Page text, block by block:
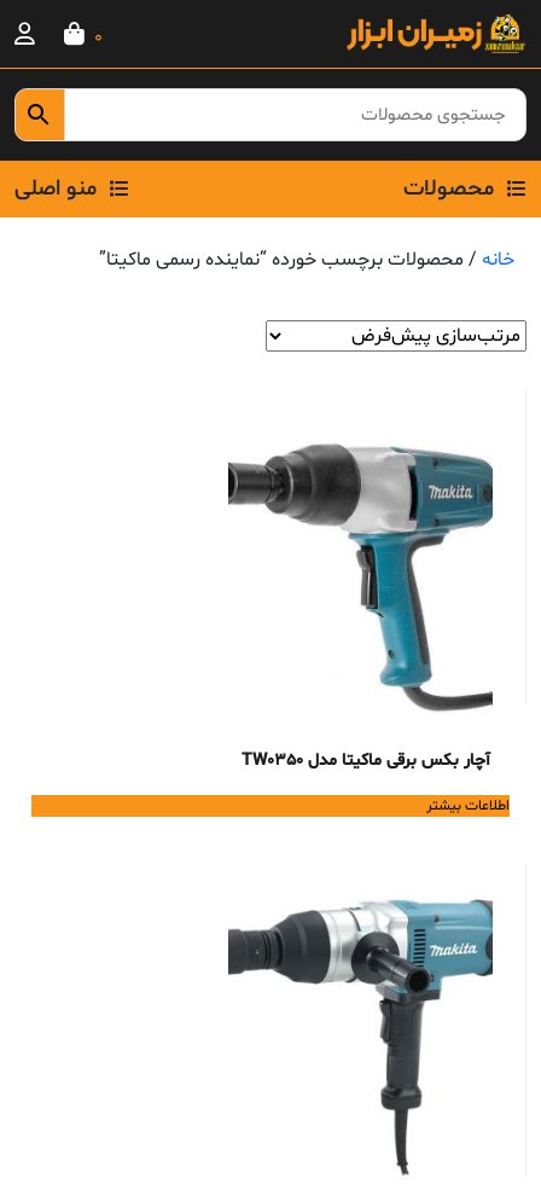
Skip
content
0
محصولات منو اصلی
خانه / محصولات برچسب خورده “نماینده رسمی ماکیتا”
آچار بکس برقی ماکیتا مدل TW0350
اطلاعات بیشتر